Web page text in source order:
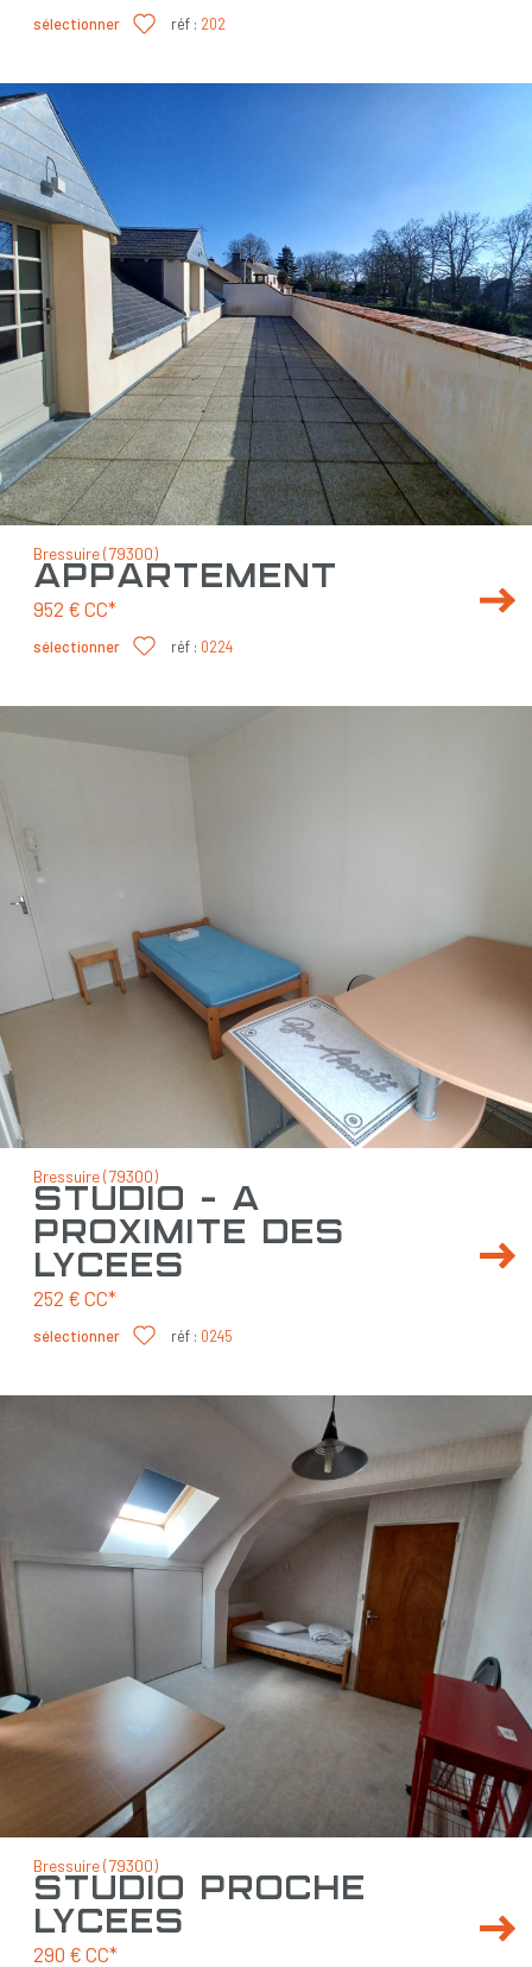
sélectionner réf : 202
Bressuire (79300)
appartement
952 € CC*
sélectionner réf : 0224
Bressuire (79300)
studio - à
proximité des
lycées
252 € CC*
sélectionner réf : 0245
Bressuire (79300)
studio proche
lycées
290 € CC*